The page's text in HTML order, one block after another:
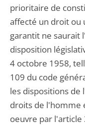
prioritaire de
affecté un droit ou
garantit ne saurait
disposition
4 octobre 1958,
109 du code
les dispositions de
droits de l'homme
oeuvre par